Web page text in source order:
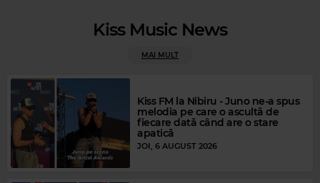
Rock Blues
GARY MOORE AS THE YEARS GO PASSING BY
Kiss Music News
MAI MULT
Kiss FM la Nibiru - Juno ne-a spus
melodia pe care o ascultă de
fiecare dată când are o stare
apatică
JOI, 6 AUGUST 2026